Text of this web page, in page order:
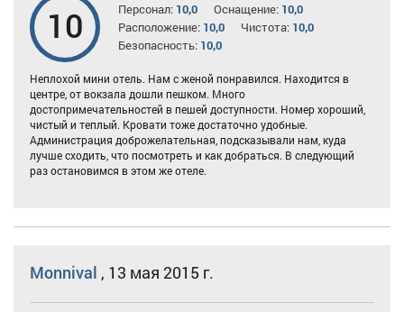
10 Персонал: 10,0 Оснащение: 10,0
Расположение: 10,0 Чистота: 10,0
Безопасность: 10,0
Неплохой мини отель. Нам с женой понравился. Находится в
центре, от вокзала дошли пешком. Много
достопримечательностей в пешей доступности. Номер хороший,
чистый и теплый. Кровати тоже достаточно удобные.
Администрация доброжелательная, подсказывали нам, куда
лучше сходить, что посмотреть и как добраться. В следующий
раз остановимся в этом же отеле.
Monnival , 13 мая 2015 г.